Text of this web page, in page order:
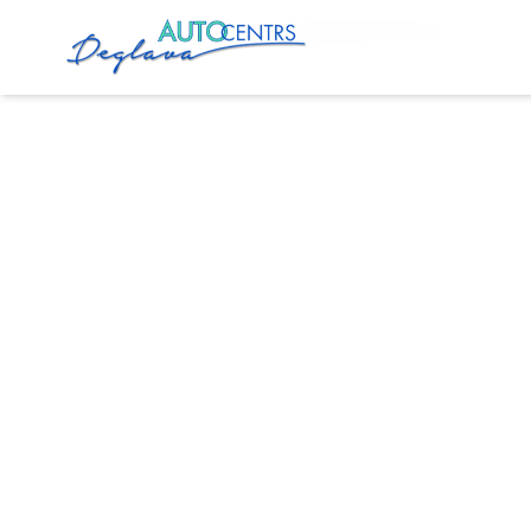
Sākums Pakalpojumi Audi Diagnostika Rīgā